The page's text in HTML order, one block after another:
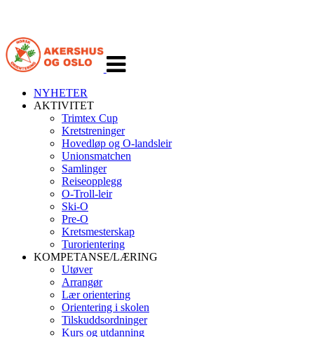
navigasjon
NYHETER
AKTIVITET
Trimtex Cup
Kretstreninger
Hovedløp og O-landsleir
Unionsmatchen
Samlinger
Reiseopplegg
O-Troll-leir
Ski-O
Pre-O
Kretsmesterskap
Turorientering
KOMPETANSE/LÆRING
Utøver
Arrangør
Lær orientering
Orientering i skolen
Tilskuddsordninger
Kurs og utdanning